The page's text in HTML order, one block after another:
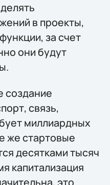
в проекты,
за счет
они будут
создание
связь,
миллиардных
же стартовые
десятками тысяч
капитализация